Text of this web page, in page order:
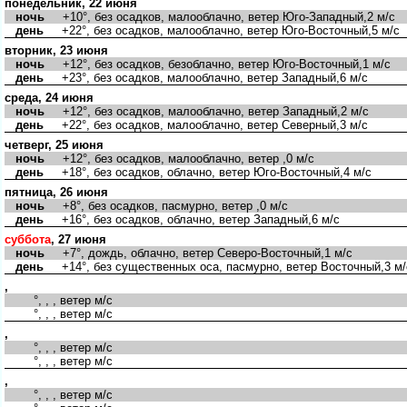
понедельник, 22 июня
ночь +10°, без осадков, малооблачно, ветер Юго-Западный,2 м/с
день +22°, без осадков, малооблачно, ветер Юго-Восточный,5 м/с
вторник, 23 июня
ночь +12°, без осадков, безоблачно, ветер Юго-Восточный,1 м/с
день +23°, без осадков, малооблачно, ветер Западный,6 м/с
среда, 24 июня
ночь +12°, без осадков, малооблачно, ветер Западный,2 м/с
день +22°, без осадков, малооблачно, ветер Северный,3 м/с
четверг, 25 июня
ночь +12°, без осадков, малооблачно, ветер ,0 м/с
день +18°, без осадков, облачно, ветер Юго-Восточный,4 м/с
пятница, 26 июня
ночь +8°, без осадков, пасмурно, ветер ,0 м/с
день +16°, без осадков, облачно, ветер Западный,6 м/с
суббота, 27 июня
ночь +7°, дождь, облачно, ветер Северо-Восточный,1 м/с
день +14°, без существенных оса, пасмурно, ветер Восточный,3
,
°, , , ветер м/с
°, , , ветер м/с
,
°, , , ветер м/с
°, , , ветер м/с
,
°, , , ветер м/с